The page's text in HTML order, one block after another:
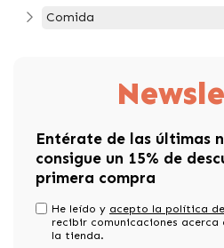
Comida
Entérate de las últimas
consigue un 15% de
primera compra
He leído y acepto la política
recibir comunicaciones
la tienda.